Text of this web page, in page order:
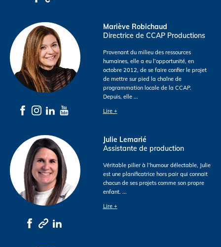
Mariève Robichaud
Directrice de CCAP Productions
Provenant du milieu des ressources
humaines, elle a eu l’opportunité, en
octobre 2012, de se faire confier le projet
de mettre sur pied la chaîne de
programmation locale de la CCAP.
Depuis, elle ...
Lire +
Julie Lemarié
Assistante de production
Véritable pilier à l’humour délectable, Julie
est une planificatrice hors pair qui connait
chacun de ses projets comme son propre
enfant. ...
Lire +